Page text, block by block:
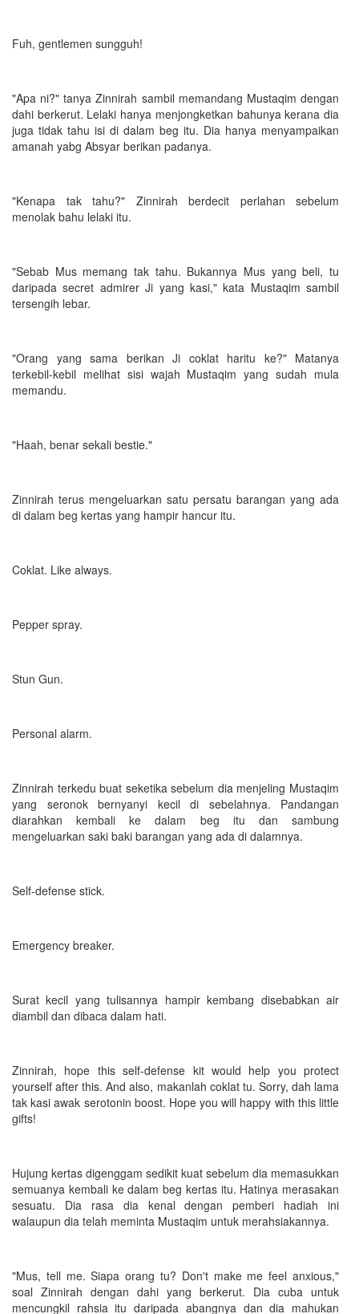
Fuh, gentlemen sungguh!
"Apa ni?" tanya Zinnirah sambil memandang Mustaqim dengan
dahi berkerut. Lelaki hanya menjongketkan bahunya kerana dia
juga tidak tahu isi di dalam beg itu. Dia hanya menyampaikan
amanah yabg Absyar berikan padanya.
"Kenapa tak tahu?" Zinnirah berdecit perlahan sebelum
menolak bahu lelaki itu.
"Sebab Mus memang tak tahu. Bukannya Mus yang beli, tu
daripada secret admirer Ji yang kasi," kata Mustaqim sambil
tersengih lebar.
"Orang yang sama berikan Ji coklat haritu ke?" Matanya
terkebil-kebil melihat sisi wajah Mustaqim yang sudah mula
memandu.
"Haah, benar sekali bestie."
Zinnirah terus mengeluarkan satu persatu barangan yang ada
di dalam beg kertas yang hampir hancur itu.
Coklat. Like always.
Pepper spray.
Stun Gun.
Personal alarm.
Zinnirah terkedu buat seketika sebelum dia menjeling Mustaqim
yang seronok bernyanyi kecil di sebelahnya. Pandangan
diarahkan kembali ke dalam beg itu dan sambung
mengeluarkan saki baki barangan yang ada di dalamnya.
Self-defense stick.
Emergency breaker.
Surat kecil yang tulisannya hampir kembang disebabkan air
diambil dan dibaca dalam hati.
Zinnirah, hope this self-defense kit would help you protect
yourself after this. And also, makanlah coklat tu. Sorry, dah lama
tak kasi awak serotonin boost. Hope you will happy with this little
gifts!
Hujung kertas digenggam sedikit kuat sebelum dia memasukkan
semuanya kembali ke dalam beg kertas itu. Hatinya merasakan
sesuatu. Dia rasa dia kenal dengan pemberi hadiah ini
walaupun dia telah meminta Mustaqim untuk merahsiakannya.
"Mus, tell me. Siapa orang tu? Don't make me feel anxious,"
soal Zinnirah dengan dahi yang berkerut. Dia cuba untuk
mencungkil rahsia itu daripada abangnya dan dia mahukan